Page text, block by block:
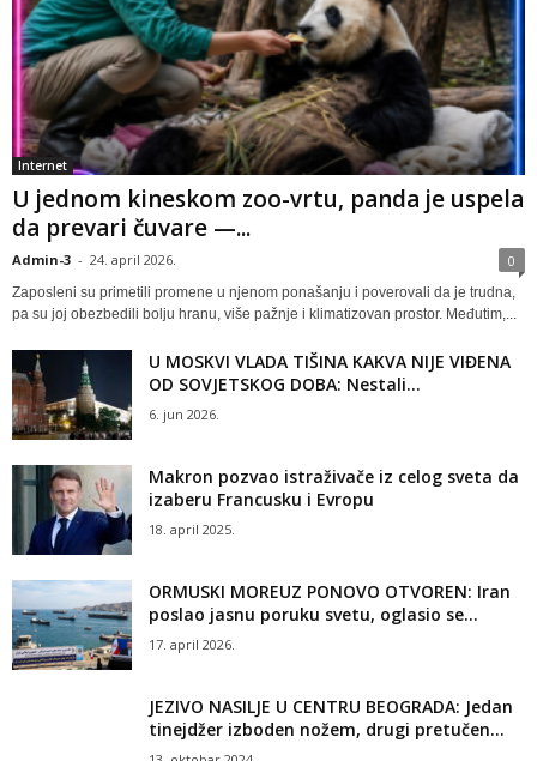
Internet
U jednom kineskom zoo-vrtu, panda je uspela
da prevari čuvare —...
Admin-3 - 24. april 2026. 0
Zaposleni su primetili promene u njenom ponašanju i poverovali da je trudna,
pa su joj obezbedili bolju hranu, više pažnje i klimatizovan prostor. Međutim,...
U MOSKVI VLADA TIŠINA KAKVA NIJE VIĐENA
OD SOVJETSKOG DOBA: Nestali...
6. jun 2026.
Makron pozvao istraživače iz celog sveta da
izaberu Francusku i Evropu
18. april 2025.
ORMUSKI MOREUZ PONOVO OTVOREN: Iran
poslao jasnu poruku svetu, oglasio se...
17. april 2026.
JEZIVO NASILJE U CENTRU BEOGRADA: Jedan
tinejdžer izboden nožem, drugi pretučen...